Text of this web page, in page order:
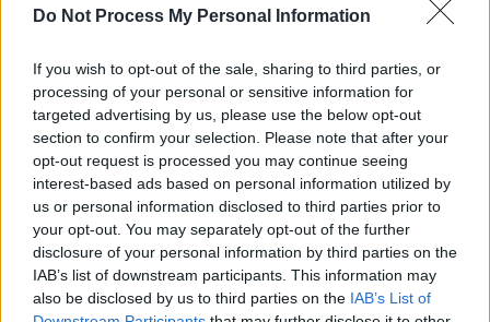
Do Not Process My Personal Information
If you wish to opt-out of the sale, sharing to third parties, or
processing of your personal or sensitive information for
targeted advertising by us, please use the below opt-out
section to confirm your selection. Please note that after your
opt-out request is processed you may continue seeing
interest-based ads based on personal information utilized by
us or personal information disclosed to third parties prior to
your opt-out. You may separately opt-out of the further
disclosure of your personal information by third parties on the
IAB’s list of downstream participants. This information may
also be disclosed by us to third parties on the IAB’s List of
συνθηκών το προηγούμενο διάστημα. Ο
Σεπτεμβρίου 2023 διαμορφώθηκε σε €671,9
εκατ., μειωμένος κατά 13,2% σε σχέση με το
Γ’ τρίμηνο 2022.
Για άλλο ένα τρίμηνο δυναμικής πορείας σε
ένα ιδιαίτερα ανταγωνιστικό περιβάλλον,
κάνει λόγο στο μήνυμά του με αφορμή την
ανακοίνωση των οικονομικών
αποτελεσμάτων, ο πρόεδρος και διευθύνων
σύμβουλος του ΟΤΕ,Μιχάλης Τσαμάζ: «Το